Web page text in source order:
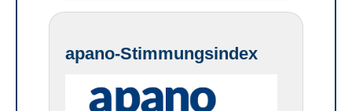
apano-Stimmungsindex